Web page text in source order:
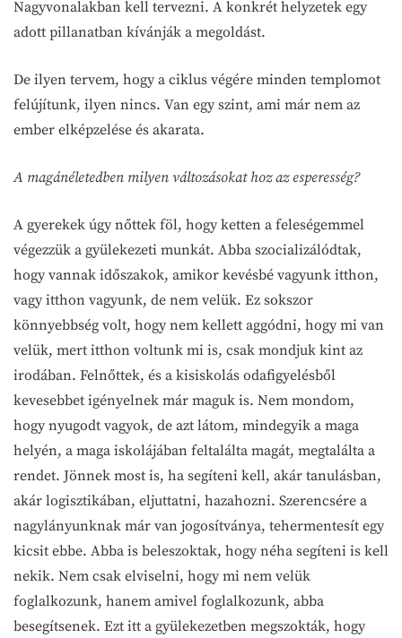
Nagyvonalakban kell tervezni. A konkrét helyzetek egy
adott pillanatban kívánják a megoldást.
De ilyen tervem, hogy a ciklus végére minden templomot
felújítunk, ilyen nincs. Van egy szint, ami már nem az
ember elképzelése és akarata.
A magánéletedben milyen változásokat hoz az esperesség?
A gyerekek úgy nőttek föl, hogy ketten a feleségemmel
végezzük a gyülekezeti munkát. Abba szocializálódtak,
hogy vannak időszakok, amikor kevésbé vagyunk itthon,
vagy itthon vagyunk, de nem velük. Ez sokszor
könnyebbség volt, hogy nem kellett aggódni, hogy mi van
velük, mert itthon voltunk mi is, csak mondjuk kint az
irodában. Felnőttek, és a kisiskolás odafigyelésből
kevesebbet igényelnek már maguk is. Nem mondom,
hogy nyugodt vagyok, de azt látom, mindegyik a maga
helyén, a maga iskolájában feltalálta magát, megtalálta a
rendet. Jönnek most is, ha segíteni kell, akár tanulásban,
akár logisztikában, eljuttatni, hazahozni. Szerencsére a
nagylányunknak már van jogosítványa, tehermentesít egy
kicsit ebbe. Abba is beleszoktak, hogy néha segíteni is kell
nekik. Nem csak elviselni, hogy mi nem velük
foglalkozunk, hanem amivel foglalkozunk, abba
besegítsenek. Ezt itt a gyülekezetben megszokták, hogy